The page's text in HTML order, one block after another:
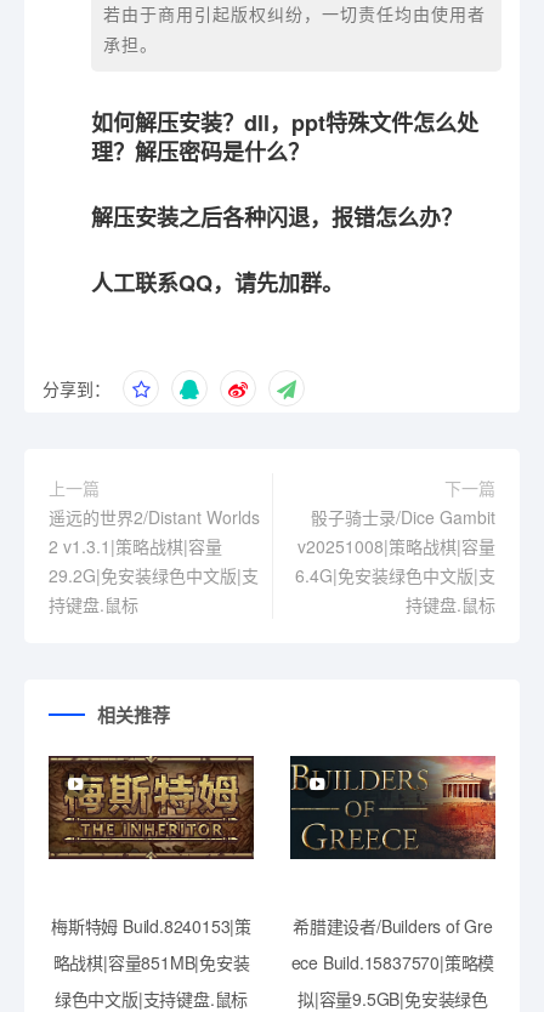
若由于商用引起版权纠纷，一切责任均由使用者
承担。
如何解压安装？dll，ppt特殊文件怎么处
理？解压密码是什么？
解压安装之后各种闪退，报错怎么办？
人工联系QQ，请先加群。
分享到：
上一篇
遥远的世界2/Distant Worlds
2 v1.3.1|策略战棋|容量
29.2G|免安装绿色中文版|支
持键盘.鼠标
下一篇
骰子骑士录/Dice Gambit
v20251008|策略战棋|容量
6.4G|免安装绿色中文版|支
持键盘.鼠标
相关推荐
梅斯特姆 Build.8240153|策
略战棋|容量851MB|免安装
绿色中文版|支持键盘.鼠标
希腊建设者/Builders of Gre
ece Build.15837570|策略模
拟|容量9.5GB|免安装绿色